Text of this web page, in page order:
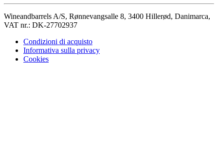
Wineandbarrels A/S, Rønnevangsalle 8, 3400 Hillerød, Danimarca,
VAT nr.: DK-27702937
Condizioni di acquisto
Informativa sulla privacy
Cookies